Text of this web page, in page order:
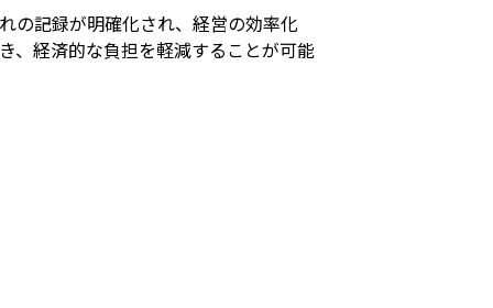
の記録が明確化され、経営の効率化
、経済的な負担を軽減することが可能